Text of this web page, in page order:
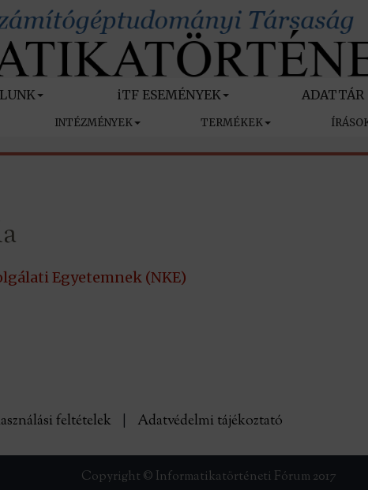
iTF ESEMÉNYEK ADATTÁR
INTÉZMÉNYEK TERMÉKEK
Egyetemnek (NKE)
feltételek Adatvédelmi tájékoztató
Copyright © Informatikatörténeti Fórum 2017